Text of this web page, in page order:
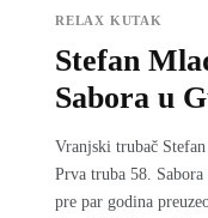
RELAX KUTAK
Stefan
Sabora u
Vranjski trubač
Prva truba 58.
pre par godina